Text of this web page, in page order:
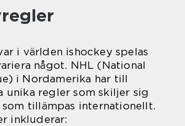
i världen ishockey spelas
något. NHL (National
i Nordamerika har till
unika regler som skiljer sig
tillämpas internationellt.
inkluderar: